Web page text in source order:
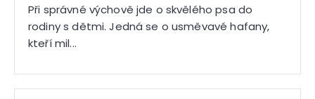
Při správné výchově jde o skvělého psa do
rodiny s dětmi. Jedná se o usměvavé hafany,
kteří mil...